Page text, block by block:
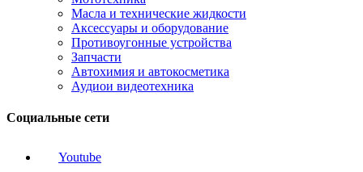
Масла и технические жидкости
Аксессуары и оборудование
Противоугонные устройства
Запчасти
Автохимия и автокосметика
Аудиои видеотехника
Социальные сети
Youtube